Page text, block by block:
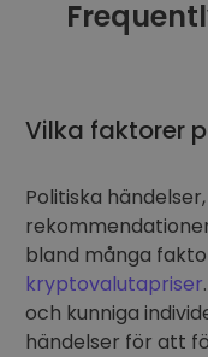
Vilka faktorer
Politiska
bland många
kryptovalutapriser
och kunniga
händelser för att